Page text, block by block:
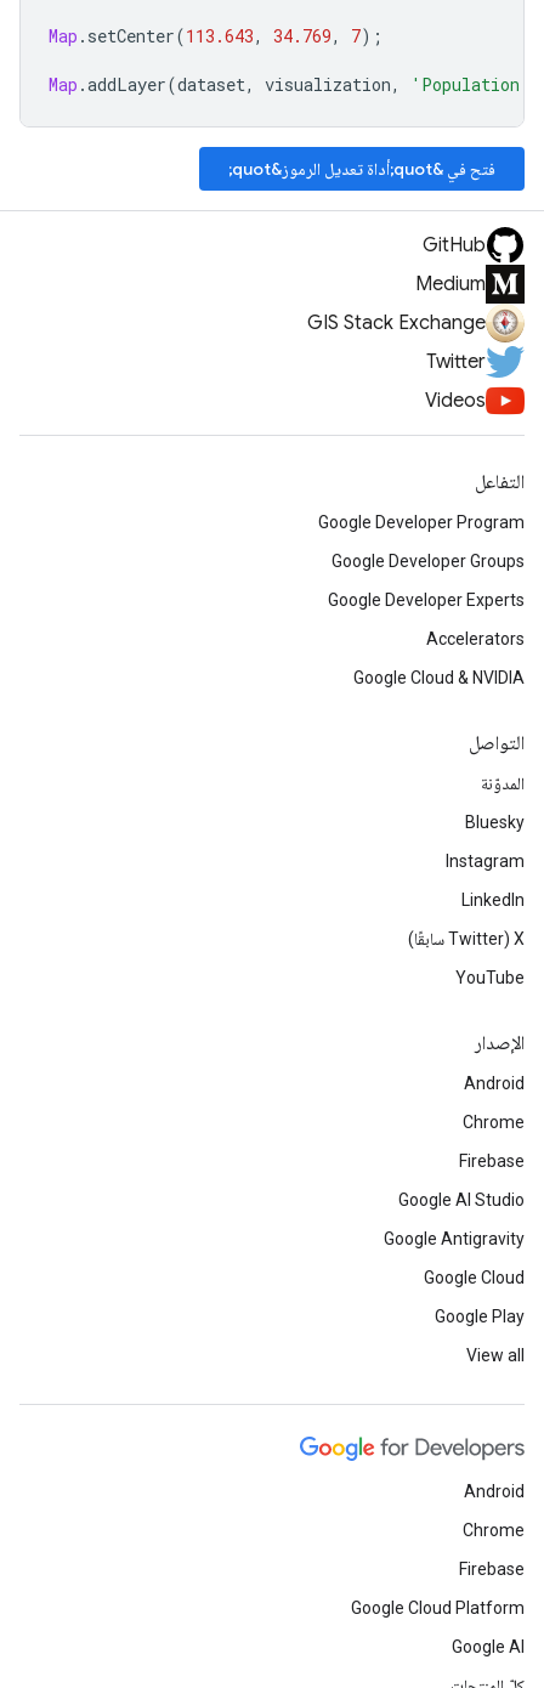
Map . setCenter(113.643, 34.769, 7);
Map .addLayer(dataset, visualization, 'Population'
فتح في &quot;أداة تعديل الرموز&quot;
GitHub
Medium
GIS Stack Exchange
Twitter
Videos
التفاعل
Google Developer Program
Google Developer Groups
Google Developer Experts
Accelerators
Google Cloud & NVIDIA
التواصل
المدوّنة
Bluesky
Instagram
LinkedIn
‫X ‏(Twitter سابقًا)
YouTube
الإصدار
Android
Chrome
Firebase
Google AI Studio
Google Antigravity
Google Cloud
Google Play
View all
Android
Chrome
Firebase
Google Cloud Platform
Google AI